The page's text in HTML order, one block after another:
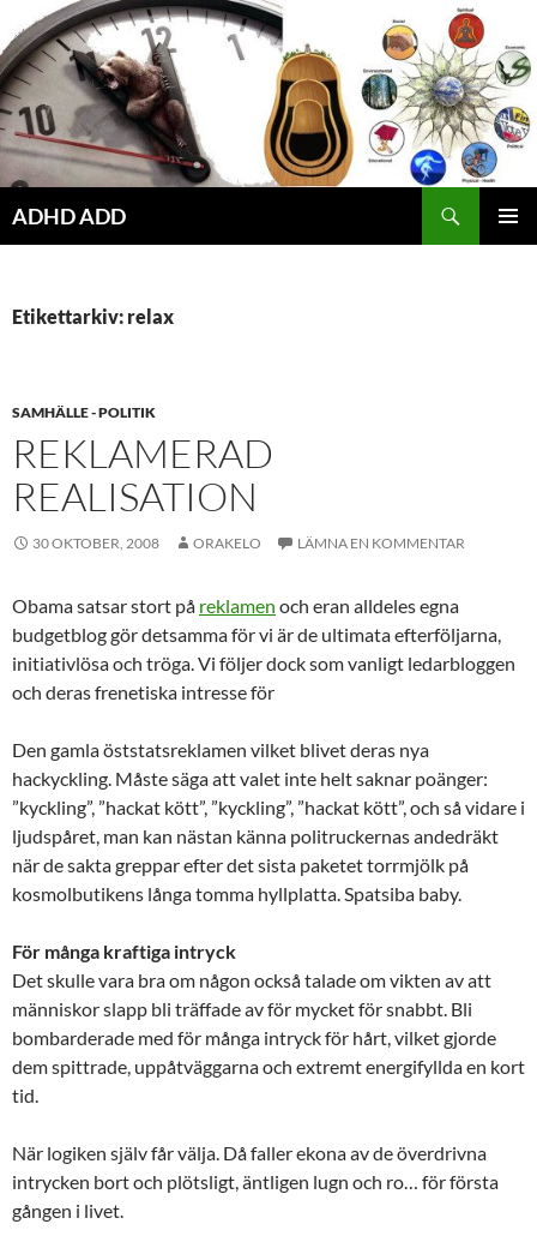
Hoppa
till
innehåll
ADHD ADD
Etikettarkiv: relax
SAMHÄLLE - POLITIK
REKLAMERAD
REALISATION
30 OKTOBER, 2008 ORAKELO LÄMNA EN KOMMENTAR
Obama satsar stort på reklamen och eran alldeles egna
budgetblog gör detsamma för vi är de ultimata efterföljarna,
initiativlösa och tröga. Vi följer dock som vanligt ledarbloggen
och deras frenetiska intresse för
Den gamla öststatsreklamen vilket blivet deras nya
hackyckling. Måste säga att valet inte helt saknar poänger:
”kyckling”, ”hackat kött”, ”kyckling”, ”hackat kött”, och så vidare i
ljudspåret, man kan nästan känna politruckernas andedräkt
när de sakta greppar efter det sista paketet torrmjölk på
kosmolbutikens långa tomma hyllplatta. Spatsiba baby.
För många kraftiga intryck
Det skulle vara bra om någon också talade om vikten av att
människor slapp bli träffade av för mycket för snabbt. Bli
bombarderade med för många intryck för hårt, vilket gjorde
dem spittrade, uppåtväggarna och extremt energifyllda en kort
tid.
När logiken själv får välja. Då faller ekona av de överdrivna
intrycken bort och plötsligt, äntligen lugn och ro… för första
gången i livet.